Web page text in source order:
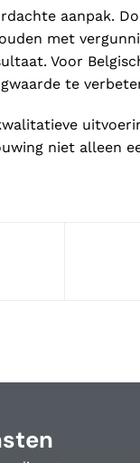
aanpak.
met
Voor
te
niet alleen